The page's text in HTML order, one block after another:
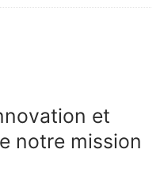
et
notre mission